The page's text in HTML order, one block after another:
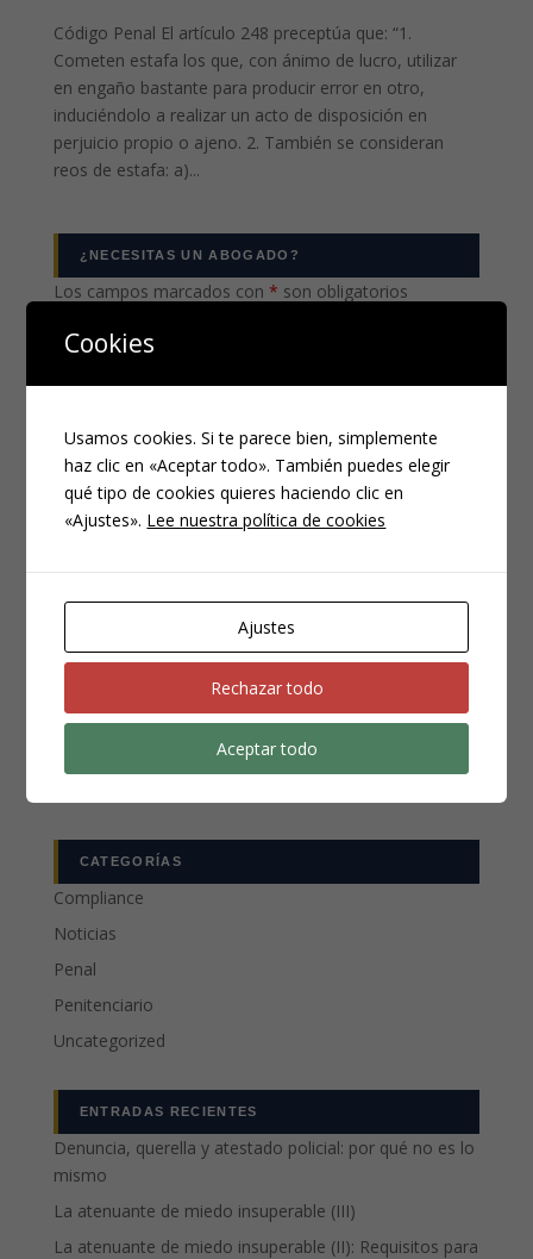
Código Penal El artículo 248 preceptúa que: “1.
Cometen estafa los que, con ánimo de lucro, utilizar
en engaño bastante para producir error en otro,
induciéndolo a realizar un acto de disposición en
perjuicio propio o ajeno. 2. También se consideran
reos de estafa: a)...
¿NECESITAS UN ABOGADO?
Los campos marcados con * son obligatorios
Email*
Teléfono*
CATEGORÍAS
Compliance
Noticias
Penal
Penitenciario
Uncategorized
ENTRADAS RECIENTES
Denuncia, querella y atestado policial: por qué no es lo
mismo
La atenuante de miedo insuperable (III)
La atenuante de miedo insuperable (II): Requisitos para
Cookies
Usamos cookies. Si te parece bien, simplemente
haz clic en «Aceptar todo». También puedes elegir
qué tipo de cookies quieres haciendo clic en
«Ajustes». Lee nuestra política de cookies
Ajustes
Rechazar todo
Aceptar todo